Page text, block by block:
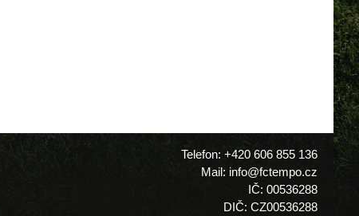
Telefon: +420 606 855 136
Mail: info@fctempo.cz
IČ: 00536288
DIČ: CZ00536288